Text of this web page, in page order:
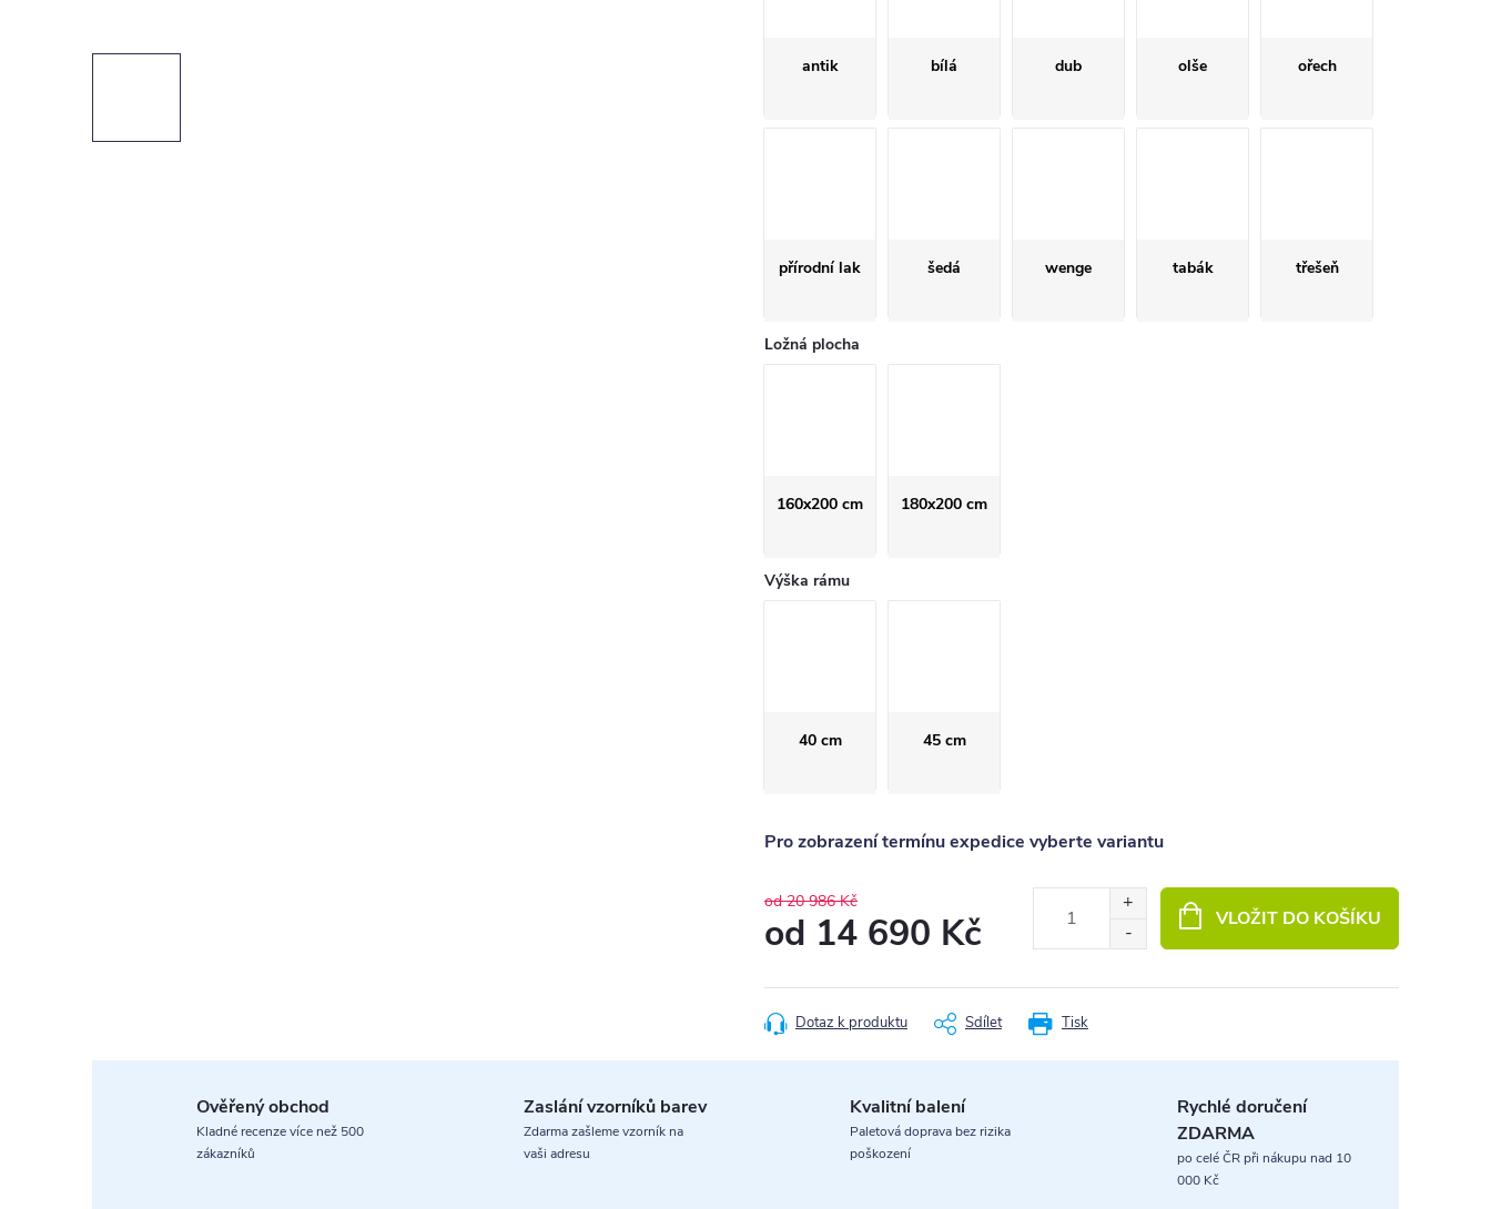
antik bílá dub olše ořech
přírodní lak šedá wenge tabák třešeň
Ložná plocha
160x200 cm 180x200 cm
Výška rámu
40 cm 45 cm
Pro zobrazení termínu expedice vyberte variantu
od 20 986 Kč
od 14 690 Kč
cena:
VLOŽIT DO KOŠÍKU
Tisk
Dotaz k produktu Sdílet
Ověřený obchod
Kladné recenze více než 500
zákazníků
Zaslání vzorníků barev
Zdarma zašleme vzorník na
vaši adresu
Kvalitní balení
Paletová doprava bez rizika
poškození
Rychlé doručení
ZDARMA
po celé ČR při nákupu nad 10
000 Kč